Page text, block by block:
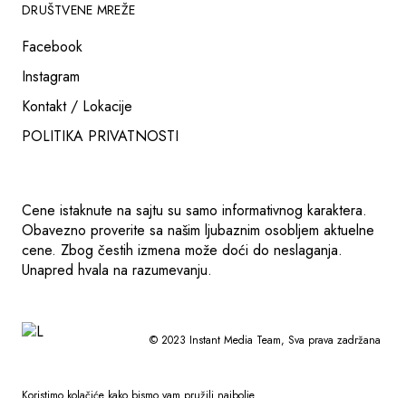
DRUŠTVENE MREŽE
Facebook
Instagram
Kontakt / Lokacije
POLITIKA PRIVATNOSTI
Cene istaknute na sajtu su samo informativnog karaktera.
Obavezno proverite sa našim ljubaznim osobljem aktuelne
cene. Zbog čestih izmena može doći do neslaganja.
Unapred hvala na razumevanju.
© 2023 Instant Media Team, Sva prava zadržana